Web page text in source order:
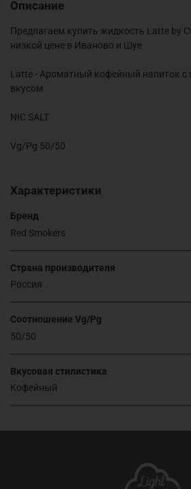
Описание
Предлагаем купить жидкость Latte by
низкой цене в Иваново и Шуе
Latte - Ароматный кофейный напиток
вкусом
NIC SALT
Vg/Pg 50/50
Характеристики
Бренд
Red Smokers
Страна производителя
Россия
Соотношение Vg/Pg
50/50
Вкусовая стилистика
Кофейный